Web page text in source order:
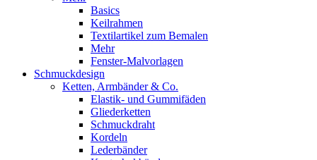
Basics
Keilrahmen
Textilartikel zum Bemalen
Mehr
Fenster-Malvorlagen
Schmuckdesign
Ketten, Armbänder & Co.
Elastik- und Gummifäden
Gliederketten
Schmuckdraht
Kordeln
Lederbänder